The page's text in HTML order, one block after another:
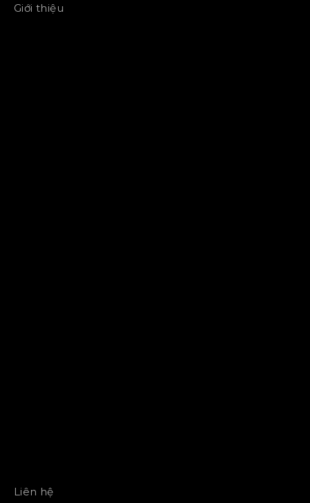
Giới thiệu
Liên hệ